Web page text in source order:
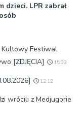
dzieci. LPR zabrał
Kultowy Festiwal
[ZDJĘCIA]
15:03
12:12
wrócili z Medjugorie